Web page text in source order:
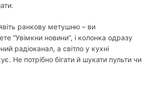
ранкову метушню – ви
“Увімкни новини”, і колонка одразу
радіоканал, а світло у кухні
Не потрібно бігати й шукати пульти чи